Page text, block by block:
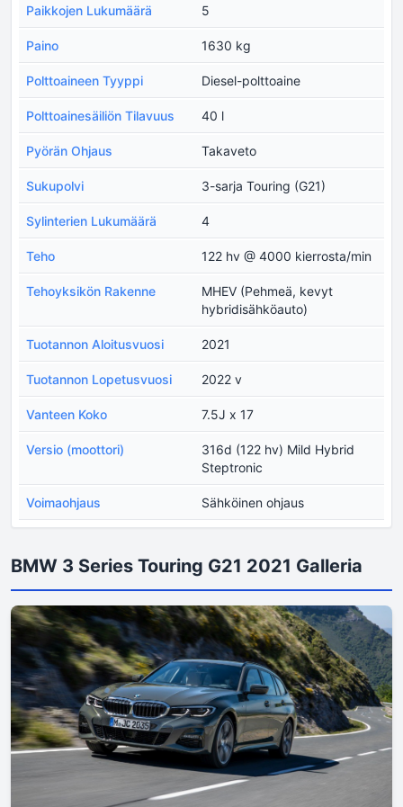
Paikkojen Lukumäärä 5
Paino 1630 kg
Polttoaineen Tyyppi Diesel-polttoaine
Polttoainesäiliön Tilavuus 40 l
Pyörän Ohjaus Takaveto
Sukupolvi 3-sarja Touring (G21)
Sylinterien Lukumäärä 4
Teho 122 hv @ 4000 kierrosta/min
Tehoyksikön Rakenne
MHEV (Pehmeä, kevyt
hybridisähköauto)
Tuotannon Aloitusvuosi 2021
Tuotannon Lopetusvuosi 2022 v
Vanteen Koko 7.5J x 17
Versio (moottori)
316d (122 hv) Mild Hybrid
Steptronic
Voimaohjaus Sähköinen ohjaus
BMW 3 Series Touring G21 2021 Galleria